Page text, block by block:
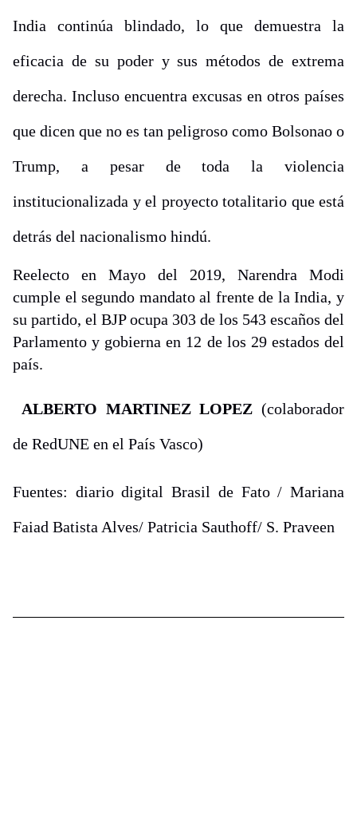
India continúa blindado, lo que demuestra la
eficacia de su poder y sus métodos de extrema
derecha. Incluso encuentra excusas en otros países
que dicen que no es tan peligroso como Bolsonao o
Trump, a pesar de toda la violencia
institucionalizada y el proyecto totalitario que está
detrás del nacionalismo hindú.
Reelecto en Mayo del 2019, Narendra Modi
cumple el segundo mandato al frente de la India, y
su partido, el BJP ocupa 303 de los 543 escaños del
Parlamento y gobierna en 12 de los 29 estados del
país.
ALBERTO MARTINEZ LOPEZ (colaborador
de RedUNE en el País Vasco)
Fuentes: diario digital Brasil de Fato / Mariana
Faiad Batista Alves/ Patricia Sauthoff/ S. Praveen